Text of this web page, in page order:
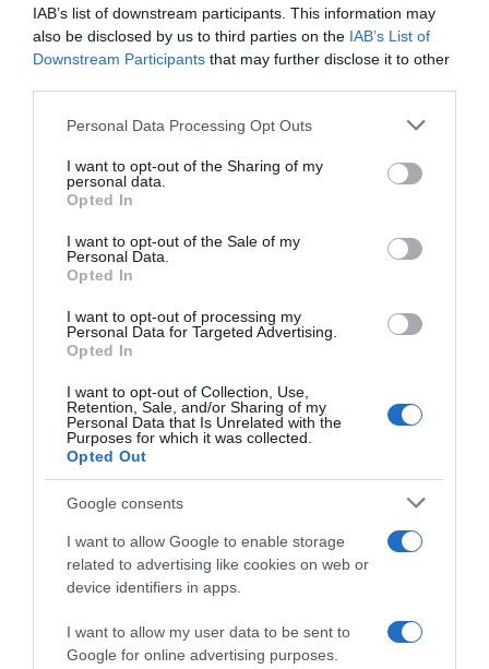
IAB’s list of downstream participants. This information may
also be disclosed by us to third parties on the IAB’s List of
Downstream Participants that may further disclose it to other
Please note that this website/app uses one or more Google
not limited to your visit or usage behaviour. You may click to
grant or deny consent to Google and its third-party tags to
use your data for below specified purposes in below Google
consent section.
Personal Data Processing Opt Outs
I want to opt-out of the Sharing of my
personal data.
Opted In
I want to opt-out of the Sale of my
Personal Data.
Opted In
I want to opt-out of processing my
Personal Data for Targeted Advertising.
Opted In
I want to opt-out of Collection, Use,
Retention, Sale, and/or Sharing of my
Personal Data that Is Unrelated with the
Purposes for which it was collected.
Opted Out
Google consents
I want to allow Google to enable storage
related to advertising like cookies on web or
device identifiers in apps.
I want to allow my user data to be sent to
Google for online advertising purposes.
Megosztás: Facebook
Címkék: szerelem,házasság,Irina Shayk,hit
Korábbi bejegyzések Következő bejegyzés
HASONLÓ BEJEGYZÉSEK
2026-08-04.
Mel C szüleit is elvitte nászútjára